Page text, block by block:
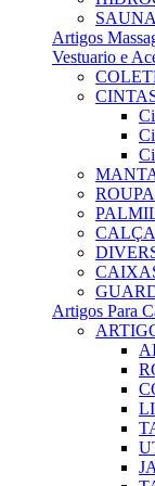
Artigos
Vestuario e
Artigos Para